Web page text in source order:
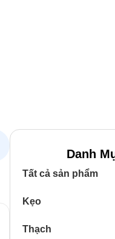
Danh
Tất cả sản phẩm
Kẹo
Thạch